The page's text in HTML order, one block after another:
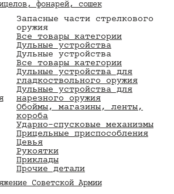
фонарей, сошек
Запасные части стрелкового
оружия
Все товары категории
Дульные устройства
Дульные устройства
Все товары категории
Дульные устройства для
гладкоствольного оружия
Дульные устройства для
нарезного оружия
Обоймы, магазины, ленты,
короба
Ударно-спусковые механизмы
Прицельные приспособления
Цевья
Рукоятки
Приклады
Прочие детали
Советской Армии